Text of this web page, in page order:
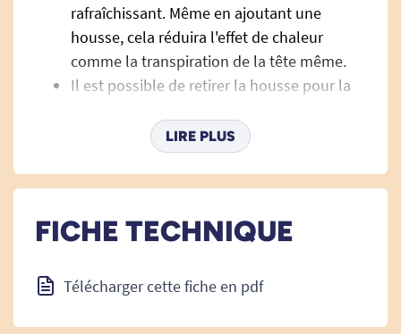
rafraîchissant. Même en ajoutant une
housse, cela réduira l'effet de chaleur
comme la transpiration de la tête même.
Il est possible de retirer la housse pour la
L'oreiller s'installe sans problème dans une
taie d'oreiller standard.
Caractéristiques techniques de
l'oreiller rafraîchissant à
mémoire de forme
LIRE PLUS
FICHE TECHNIQUE
Télécharger cette fiche en pdf